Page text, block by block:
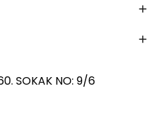
SOKAK NO: 9/6